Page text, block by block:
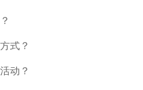
式？
动？